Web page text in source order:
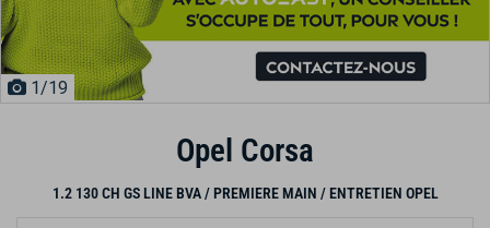
1/19
Opel Corsa
1.2 130 CH GS LINE BVA / PREMIERE MAIN / ENTRETIEN OPEL